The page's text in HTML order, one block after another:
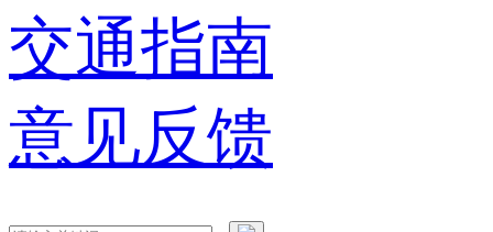
交通指南
意见反馈